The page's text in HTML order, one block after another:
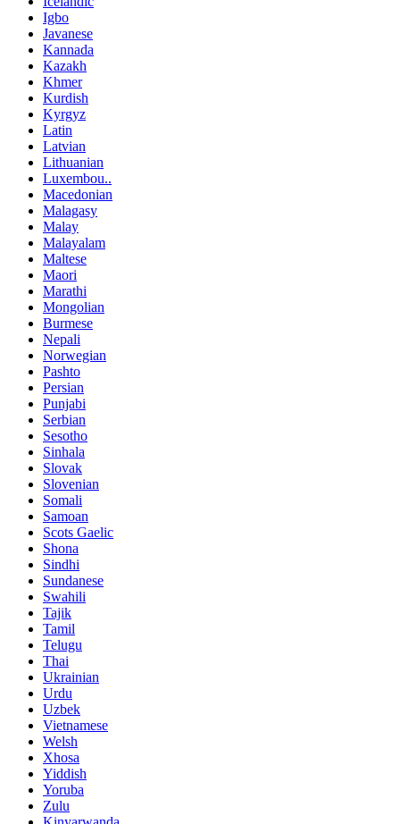
Igbo
Javanese
Kannada
Kazakh
Khmer
Kurdish
Kyrgyz
Latin
Latvian
Lithuanian
Luxembou..
Macedonian
Malagasy
Malay
Malayalam
Maltese
Maori
Marathi
Mongolian
Burmese
Nepali
Norwegian
Pashto
Persian
Punjabi
Serbian
Sesotho
Sinhala
Slovak
Slovenian
Somali
Samoan
Scots Gaelic
Shona
Sindhi
Sundanese
Swahili
Tajik
Tamil
Telugu
Thai
Ukrainian
Urdu
Uzbek
Vietnamese
Welsh
Xhosa
Yiddish
Yoruba
Zulu